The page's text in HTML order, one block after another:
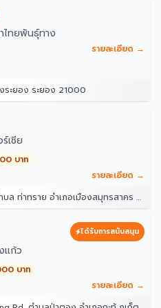
ไทยพันธุ์ทาง
รายละเอียด →
ระยอง ระยอง 21000
ร์เซีย
บาท
รายละเอียด →
าย อำเภอเมืองสมุทรสาคร สมุทรสาคร 74000
ได้รับการสนับสนุน
แก้ว
บาท
รายละเอียด →